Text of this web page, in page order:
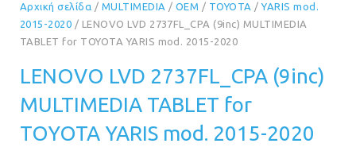
Αρχική σελίδα / MULTIMEDIA / OEM / TOYOTA /YARIS mod.
2015-2020 / LENOVO LVD 2737FL_CPA (9inc) MULTIMEDIA
TABLET for TOYOTA YARIS mod. 2015-2020
LENOVO LVD 2737FL_CPA (9inc)
MULTIMEDIA TABLET for
TOYOTA YARIS mod. 2015-2020